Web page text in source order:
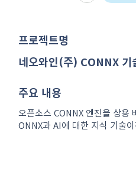
​프로젝트명
네오와인(주) CONNX 기
주요 내용
오픈소스 CONNX 엔진을 상용
ONNX과 AI에 대한 지식 기술이